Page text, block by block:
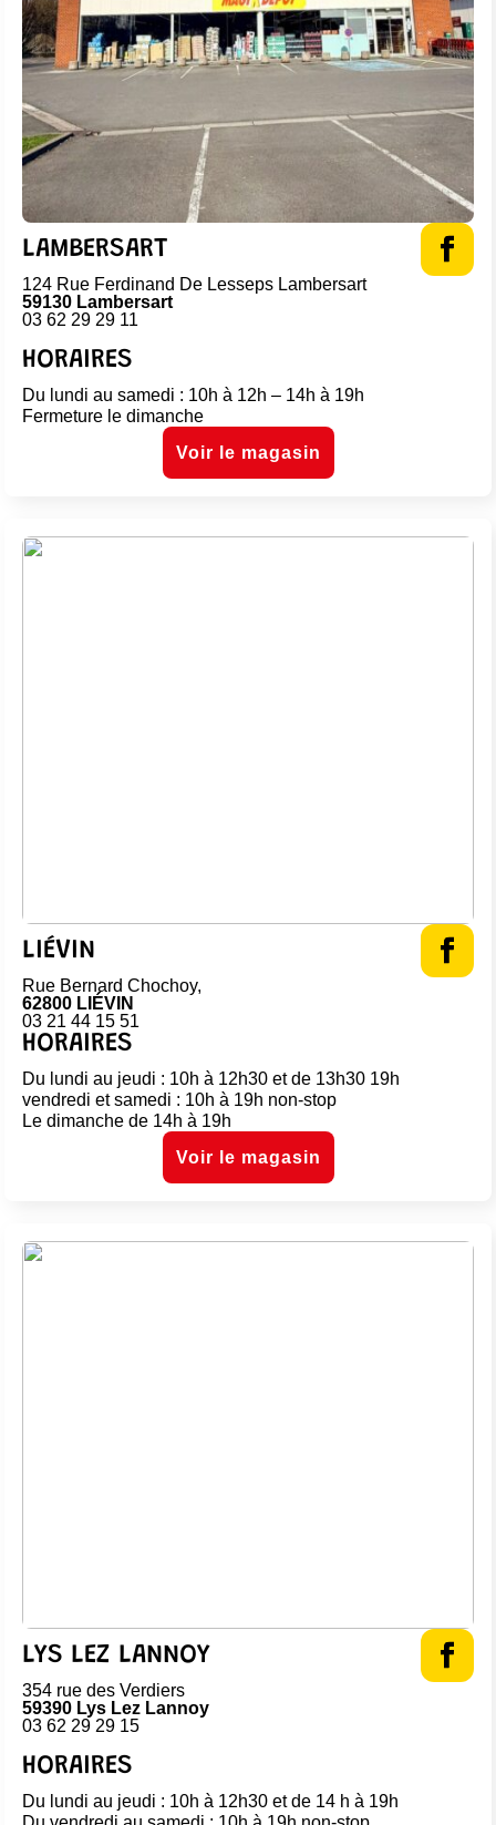
LAMBERSART
124 Rue Ferdinand De Lesseps Lambersart
59130 Lambersart
03 62 29 29 11
HORAIRES
Du lundi au samedi : 10h à 12h – 14h à 19h
Fermeture le dimanche
Voir le magasin
LIÉVIN
Rue Bernard Chochoy,
62800 LIÉVIN
03 21 44 15 51
HORAIRES
Du lundi au jeudi : 10h à 12h30 et de 13h30 19h
vendredi et samedi : 10h à 19h non-stop
Le dimanche de 14h à 19h
Voir le magasin
LYS LEZ LANNOY
354 rue des Verdiers
59390 Lys Lez Lannoy
03 62 29 29 15
HORAIRES
Du lundi au jeudi : 10h à 12h30 et de 14 h à 19h